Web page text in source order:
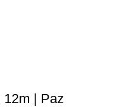
12m | Paz